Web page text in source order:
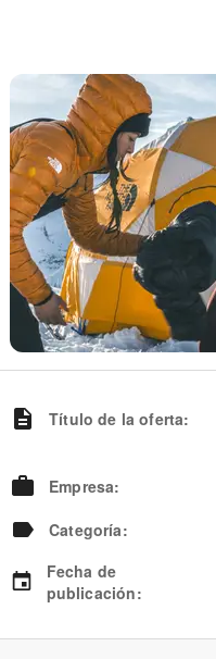
Título de la oferta:
Empresa:
Categoría:
Fecha de
publicación: